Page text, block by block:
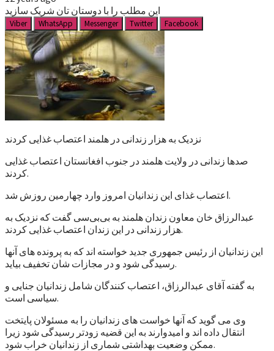
این مطلب را با دوستان تان شریک سازید
Viber WhatsApp Messenger Twitter Facebook
نزدیک به هزار زندانی در هلمند اعتصاب غذایی کردند
صدها زندانی در ولایت هلمند در جنوب افغانستان اعتصاب غذایی
کردند.
اعتصاب غذای این زندانیان امروز وارد چهارمین روزش شد.
عبدالرزاق خان معاون زندان هلمند به بی‌بی‌سی گفت که نزدیک به
هزار زندانی در این زندان اعتصاب غذایی کردند.
این زندانیان از رئیس جمهوری جدید خواسته اند که به پرونده های آنها
رسیدگی شود و در مجازات شان تخفیف بیاید.
به گفته آقای عبدالرزاق، اعتصاب کنندگان شامل زندانیان جنایی و
سیاسی است.
وی می گوید که آنها خواست های زندانیان را به مسئولان پایتخت
انتقال داده اند و امیدوارند به این قضیه زودتر رسیدگی شود زیرا
ممکن وضعیت بهداشتی شماری از زندانیان خراب شود.